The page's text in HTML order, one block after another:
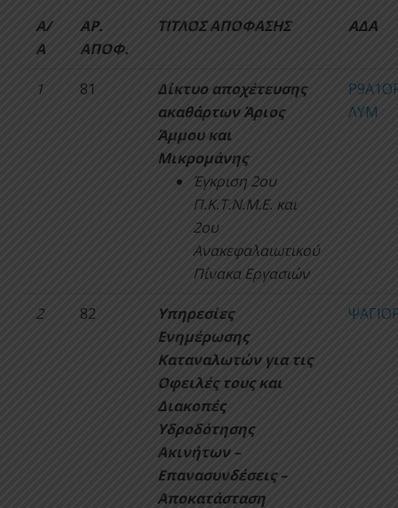
Α/
Α
ΑΡ.
ΑΠΟΦ.
ΤΙΤΛΟΣ ΑΠΟΦΑΣΗΣ ΑΔΑ
1 81
Δίκτυο αποχέτευσης
ακαθάρτων Άριος
Άμμου και
Μικρομάνης
Έγκριση 2ου
Π.Κ.Τ.Ν.Μ.Ε. και
2ου
Ανακεφαλαιωτικού
Πίνακα Εργασιών
ΛΥΜ
2 82
Υπηρεσίες
Ενημέρωσης
Καταναλωτών για τις
Οφειλές τους και
Διακοπές
Υδροδότησης
Ακινήτων –
Επανασυνδέσεις –
Αποκατάσταση